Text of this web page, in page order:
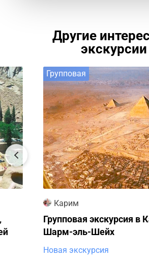
Другие
экскурсии
Групповая
Групповая экскурсия в Каир на
Шарм-эль-Шейх
Новая экскурсия